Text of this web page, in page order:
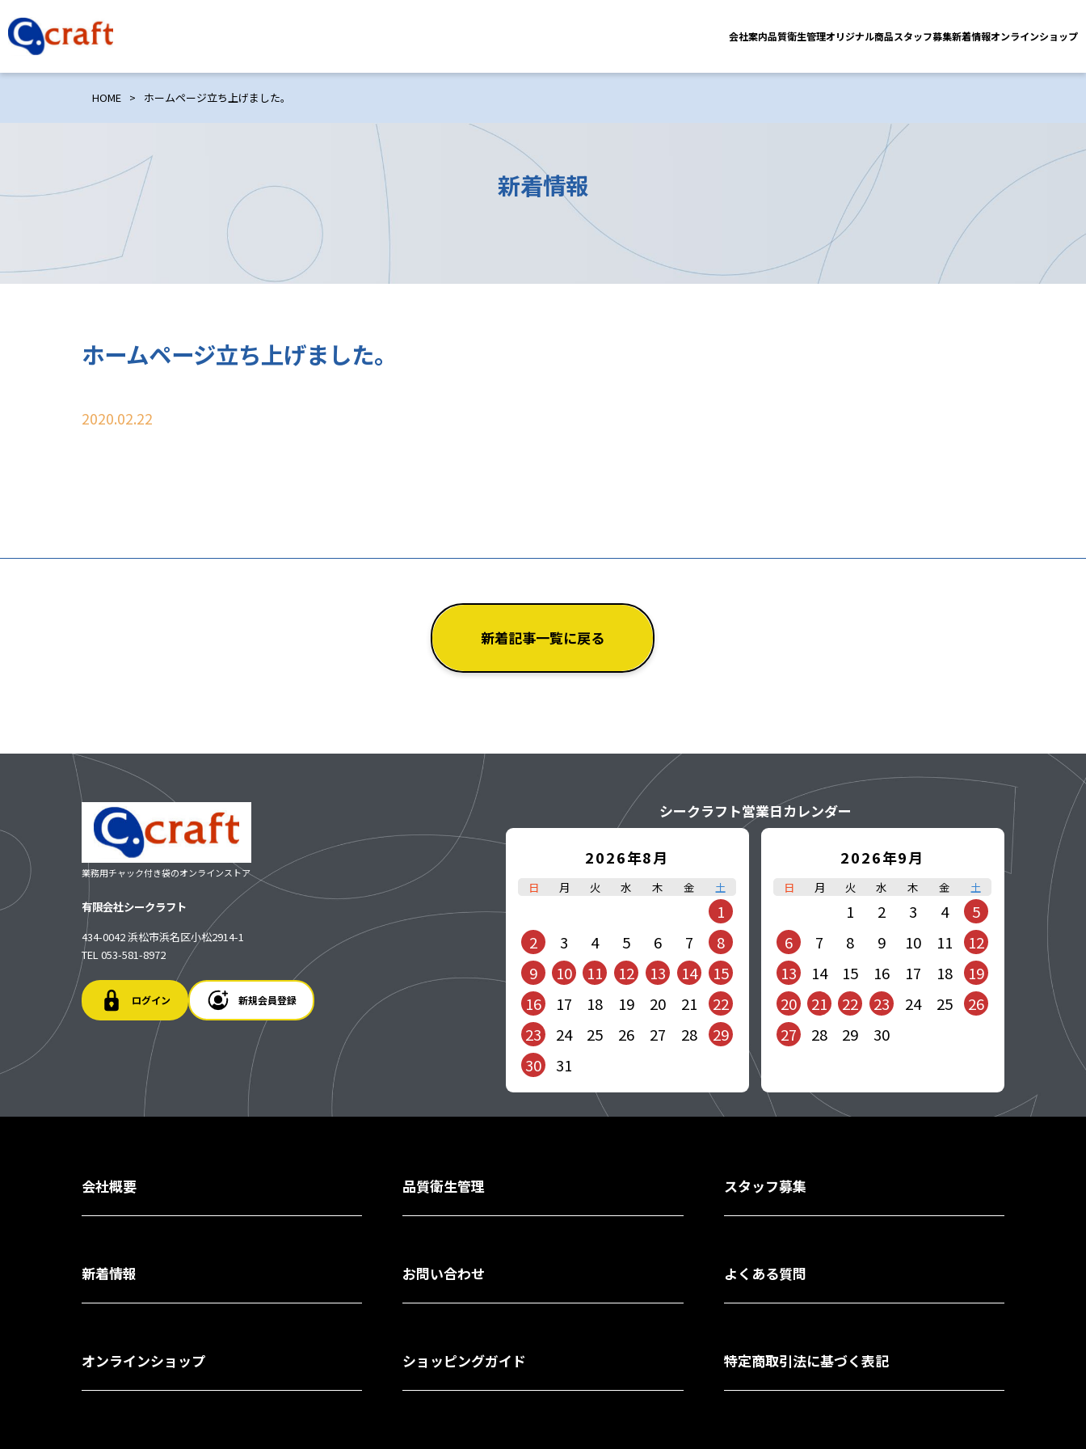
会社案内品質衛生管理オリジナル商品スタッフ募集新着情報オンラインショップ
HOME > ホームページ立ち上げました。
新着情報
ホームページ立ち上げました。
2020.02.22
新着記事一覧に戻る
業務用チャック付き袋のオンラインストア
有限会社シークラフト
434-0042 浜松市浜名区小松2914-1
TEL 053-581-8972
ログイン 新規会員登録
シークラフト営業日カレンダー
2026年8月
日 月 火 水 木 金 土
1
2
3 4 5 6 7
8
9
10 11 12 13 14
15
16
17 18 19 20 21
22
23
24 25 26 27 28
29
30
31
2026年9月
日 月 火 水 木 金 土
1 2 3 4
5
6
7 8 9 10 11
12
13
14 15 16 17 18
19
20
21 22 23 24 25
26
27
28 29 30
会社概要 品質衛生管理 スタッフ募集
新着情報 お問い合わせ よくある質問
オンラインショップ ショッピングガイド 特定商取引法に基づく表記